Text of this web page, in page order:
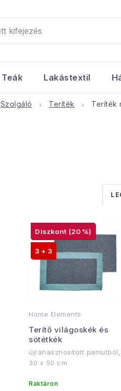
Teák Lakástextil
Szolgáló Teríték Teríték
T
e
r
m
é
k
k
r
T
e
é
k
e
Home Elements
Terítő világoskék és
sötétkék
(20 %)
3 + 3
újrahasznosított pamutból,
30 x 50 cm
Raktáron